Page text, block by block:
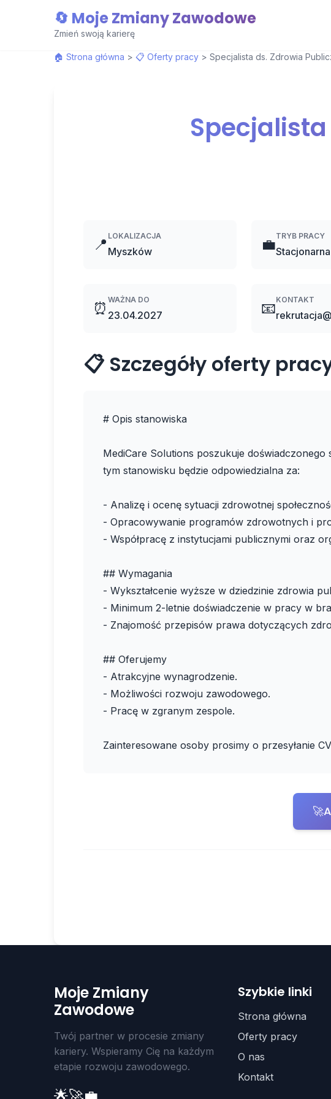
🔄 Moje Zmiany Zawodowe
Zmień swoją karierę
🏠 Strona główna > 📋 Oferty pracy > Specjalista ds. Zdrowia
📍 LOKALIZACJA
Myszków 💼TRYB PRACY
Stacjonarna
⏰ WAŻNA DO
23.04.2027 📧KONTAKT
📋 Szczegóły oferty
# Opis stanowiska
MediCare Solutions poszukuje
tym stanowisku będzie odpowiedzialna za:
- Analizę i ocenę sytuacji zdrowotnej
- Opracowywanie programów zdrowotnych i
- Współpracę z instytucjami publicznymi oraz
## Wymagania
- Wykształcenie wyższe w dziedzinie zdrowia
- Minimum 2-letnie doświadczenie w pracy w
- Znajomość przepisów prawa dotyczących
## Oferujemy
- Atrakcyjne wynagrodzenie.
- Możliwości rozwoju zawodowego.
- Pracę w zgranym zespole.
Zainteresowane osoby prosimy o przesyłanie
🚀
Moje Zmiany
Zawodowe
Twój partner w procesie zmiany
kariery. Wspieramy Cię na każdym
etapie rozwoju zawodowego.
Szybkie linki
Strona główna
Oferty pracy
O nas
Kontakt